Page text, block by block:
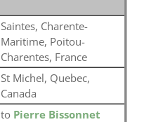
Saintes, Charente-
Maritime, Poitou-
Charentes, France
St Michel, Quebec,
Canada
to Pierre Bissonnet